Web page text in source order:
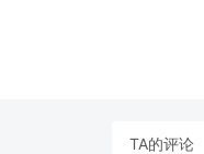
TA的评论